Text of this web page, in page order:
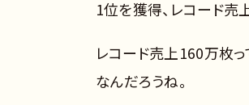
1位を獲得、レコード売
レコード売上160万枚っ
なんだろうね。